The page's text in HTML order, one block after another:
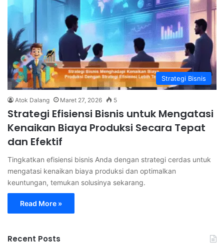
Strategi Bisnis
Atok Dalang Maret 27, 2026 5
Strategi Efisiensi Bisnis untuk Mengatasi
Kenaikan Biaya Produksi Secara Tepat
dan Efektif
Tingkatkan efisiensi bisnis Anda dengan strategi cerdas untuk
mengatasi kenaikan biaya produksi dan optimalkan
keuntungan, temukan solusinya sekarang.
Read More »
Recent Posts